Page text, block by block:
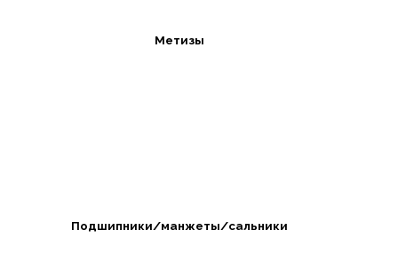
Метизы
Подшипники/манжеты/сальники